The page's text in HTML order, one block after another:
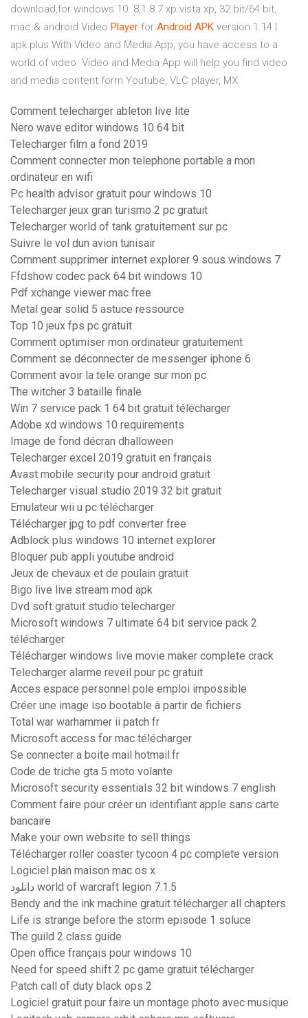
download,for windows 10. 8,1.8.7.xp.vista xp, 32 bit/64 bit,
mac & android Video Player for Android APK version 1.14 |
apk.plus With Video and Media App, you have access to a
world of video. Video and Media App will help you find video
and media content form Youtube, VLC player, MX
Comment telecharger ableton live lite
Nero wave editor windows 10 64 bit
Telecharger film a fond 2019
Comment connecter mon telephone portable a mon
ordinateur en wifi
Pc health advisor gratuit pour windows 10
Telecharger jeux gran turismo 2 pc gratuit
Telecharger world of tank gratuitement sur pc
Suivre le vol dun avion tunisair
Comment supprimer internet explorer 9 sous windows 7
Ffdshow codec pack 64 bit windows 10
Pdf xchange viewer mac free
Metal gear solid 5 astuce ressource
Top 10 jeux fps pc gratuit
Comment optimiser mon ordinateur gratuitement
Comment se déconnecter de messenger iphone 6
Comment avoir la tele orange sur mon pc
The witcher 3 bataille finale
Win 7 service pack 1 64 bit gratuit télécharger
Adobe xd windows 10 requirements
Image de fond décran dhalloween
Telecharger excel 2019 gratuit en français
Avast mobile security pour android gratuit
Telecharger visual studio 2019 32 bit gratuit
Emulateur wii u pc télécharger
Télécharger jpg to pdf converter free
Adblock plus windows 10 internet explorer
Bloquer pub appli youtube android
Jeux de chevaux et de poulain gratuit
Bigo live live stream mod apk
Dvd soft gratuit studio telecharger
Microsoft windows 7 ultimate 64 bit service pack 2
télécharger
Télécharger windows live movie maker complete crack
Telecharger alarme reveil pour pc gratuit
Acces espace personnel pole emploi impossible
Créer une image iso bootable à partir de fichiers
Total war warhammer ii patch fr
Microsoft access for mac télécharger
Se connecter a boite mail hotmail.fr
Code de triche gta 5 moto volante
Microsoft security essentials 32 bit windows 7 english
Comment faire pour créer un identifiant apple sans carte
bancaire
Make your own website to sell things
Télécharger roller coaster tycoon 4 pc complete version
Logiciel plan maison mac os x
دانلود world of warcraft legion 7.1.5
Bendy and the ink machine gratuit télécharger all chapters
Life is strange before the storm episode 1 soluce
The guild 2 class guide
Open office français pour windows 10
Need for speed shift 2 pc game gratuit télécharger
Patch call of duty black ops 2
Logiciel gratuit pour faire un montage photo avec musique